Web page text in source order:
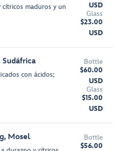
cítricos maduros y un
USD
Glass
$23.00
USD
Sudáfrica
con ácidos;
Bottle
$60.00
USD
Glass
$15.00
USD
Mosel
Bottle
$56.00